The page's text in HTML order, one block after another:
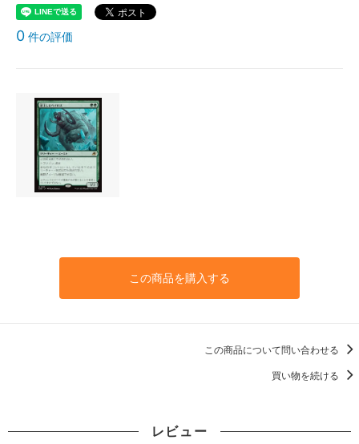
0 件の評価
この商品を購入する
この商品について問い合わせる
買い物を続ける
レビュー